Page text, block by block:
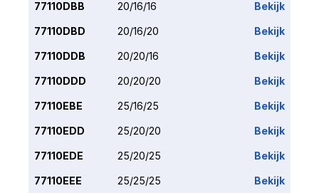
77110DBB 20/16/16 Bekijk
77110DBD 20/16/20 Bekijk
77110DDB 20/20/16 Bekijk
77110DDD 20/20/20 Bekijk
77110EBE 25/16/25 Bekijk
77110EDD 25/20/20 Bekijk
77110EDE 25/20/25 Bekijk
77110EEE 25/25/25 Bekijk